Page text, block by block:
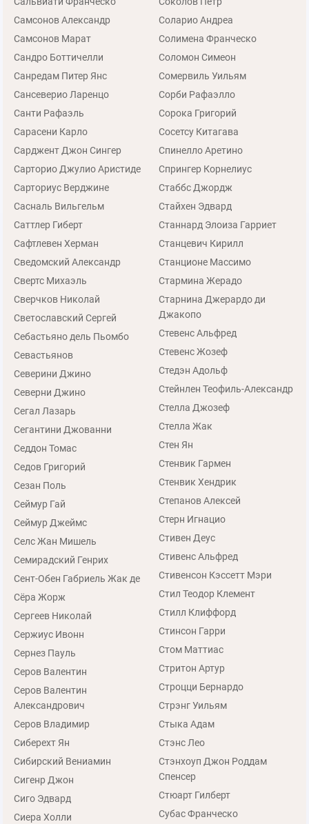
Самсонов Александр
Самсонов Марат
Сандро Боттичелли
Санредам Питер Янс
Сансеверио Ларенцо
Санти Рафаэль
Сарасени Карло
Сарджент Джон Сингер
Сарторио Джулио Аристиде
Сарториус Верджине
Сасналь Вильгельм
Саттлер Гиберт
Сафтлевен Херман
Сведомский Александр
Свертс Михаэль
Сверчков Николай
Светославский Сергей
Себастьяно дель Пьомбо
Севастьянов
Северини Джино
Северни Джино
Сегал Лазарь
Сегантини Джованни
Седдон Томас
Седов Григорий
Сезан Поль
Сеймур Гай
Сеймур Джеймс
Селс Жан Мишель
Семирадский Генрих
Сент-Обен Габриель Жак де
Сёра Жорж
Сергеев Николай
Сержиус Ивонн
Сернез Пауль
Серов Валентин
Серов Валентин
Александрович
Серов Владимир
Сиберехт Ян
Сибирский Вениамин
Сигенр Джон
Сиго Эдвард
Сиера Холли
Соларио Андреа
Солимена Франческо
Соломон Симеон
Сомервиль Уильям
Сорби Рафаэлло
Сорока Григорий
Сосетсу Китагава
Спинелло Аретино
Спрингер Корнелиус
Стаббс Джордж
Стайхен Эдвард
Станнард Элоиза Гарриет
Станцевич Кирилл
Станционе Массимо
Стармина Жерадо
Старнина Джерардо ди
Джакопо
Стевенс Альфред
Стевенс Жозеф
Стедэн Адольф
Стейнлен Теофиль-Александр
Стелла Джозеф
Стелла Жак
Стен Ян
Стенвик Гармен
Стенвик Хендрик
Степанов Алексей
Стерн Игнацио
Стивен Деус
Стивенс Альфред
Стивенсон Кэссетт Мэри
Стил Теодор Клемент
Стилл Клиффорд
Стинсон Гарри
Стом Маттиас
Стритон Артур
Строцци Бернардо
Стрэнг Уильям
Стыка Адам
Стэнс Лео
Стэнхоуп Джон Роддам
Спенсер
Стюарт Гилберт
Субас Франческо